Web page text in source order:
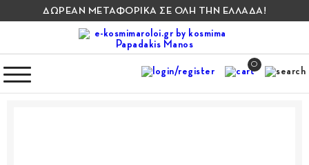
ΔΩΡΕΑΝ ΜΕΤΑΦΟΡΙΚΑ ΣΕ ΟΛΗ ΤΗΝ ΕΛΛΑΔΑ!
0